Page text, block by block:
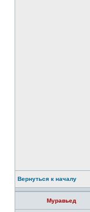
Вернуться к началу
Муравьед